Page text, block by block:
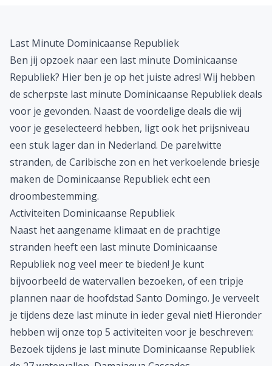
Last Minute Dominicaanse Republiek
Ben jij opzoek naar een last minute Dominicaanse
Republiek? Hier ben je op het juiste adres! Wij hebben
de scherpste last minute Dominicaanse Republiek deals
voor je gevonden. Naast de voordelige deals die wij
voor je geselecteerd hebben, ligt ook het prijsniveau
een stuk lager dan in Nederland. De parelwitte
stranden, de Caribische zon en het verkoelende briesje
maken de Dominicaanse Republiekecht een
droombestemming.
Activiteiten Dominicaanse Republiek
Naast het aangename klimaat en de prachtige
stranden heeft een last minute Dominicaanse
Republiek nog veel meer te bieden! Je kunt
bijvoorbeeld de watervallen bezoeken, of een tripje
plannen naar de hoofdstad Santo Domingo. Je verveelt
je tijdens deze last minute in ieder geval niet! Hieronder
hebben wij onze top 5 activiteiten voor je beschreven:
Bezoek tijdens je last minute Dominicaanse Republiek